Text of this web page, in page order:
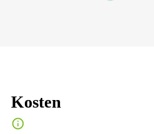
Kosten